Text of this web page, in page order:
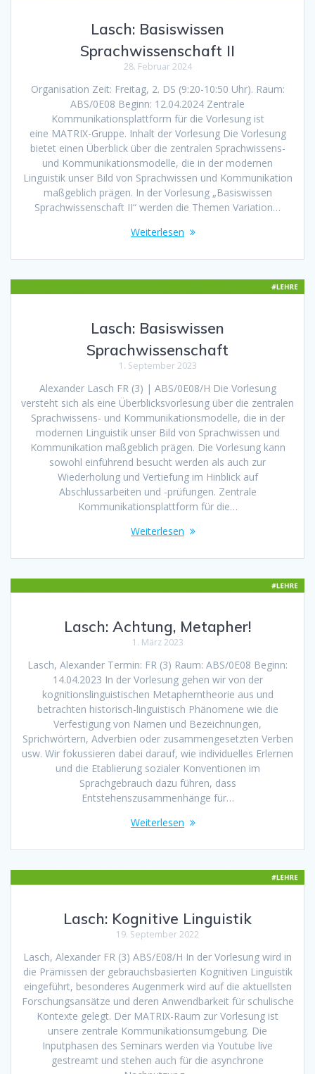
Lasch: Basiswissen
Sprachwissenschaft II
28. Februar 2024
Organisation Zeit: Freitag, 2. DS (9:20-10:50 Uhr). Raum:
ABS/0E08 Beginn: 12.04.2024 Zentrale
Kommunikationsplattform für die Vorlesung ist
eine MATRIX-Gruppe. Inhalt der Vorlesung Die Vorlesung
bietet einen Überblick über die zentralen Sprachwissens-
und Kommunikationsmodelle, die in der modernen
Linguistik unser Bild von Sprachwissen und Kommunikation
maßgeblich prägen. In der Vorlesung „Basiswissen
Sprachwissenschaft II“ werden die Themen Variation…
Weiterlesen
Lasch: Basiswissen
Sprachwissenschaft
1. September 2023
Alexander Lasch FR (3) | ABS/0E08/H Die Vorlesung
versteht sich als eine Überblicksvorlesung über die zentralen
Sprachwissens- und Kommunikationsmodelle, die in der
modernen Linguistik unser Bild von Sprachwissen und
Kommunikation maßgeblich prägen. Die Vorlesung kann
sowohl einführend besucht werden als auch zur
Wiederholung und Vertiefung im Hinblick auf
Abschlussarbeiten und -prüfungen. Zentrale
Kommunikationsplattform für die…
Weiterlesen
Lasch: Achtung, Metapher!
1. März 2023
Lasch, Alexander Termin: FR (3) Raum: ABS/0E08 Beginn:
14.04.2023 In der Vorlesung gehen wir von der
kognitionslinguistischen Metapherntheorie aus und
betrachten historisch-linguistisch Phänomene wie die
Verfestigung von Namen und Bezeichnungen,
Sprichwörtern, Adverbien oder zusammengesetzten Verben
usw. Wir fokussieren dabei darauf, wie individuelles Erlernen
und die Etablierung sozialer Konventionen im
Sprachgebrauch dazu führen, dass
Entstehenszusammenhänge für…
Weiterlesen
Lasch: Kognitive Linguistik
19. September 2022
Lasch, Alexander FR (3) ABS/E08/H In der Vorlesung wird in
die Prämissen der gebrauchsbasierten Kognitiven Linguistik
eingeführt, besonderes Augenmerk wird auf die aktuellsten
Forschungsansätze und deren Anwendbarkeit für schulische
Kontexte gelegt. Der MATRIX-Raum zur Vorlesung ist
unsere zentrale Kommunikationsumgebung. Die
Inputphasen des Seminars werden via Youtube live
gestreamt und stehen auch für die asynchrone